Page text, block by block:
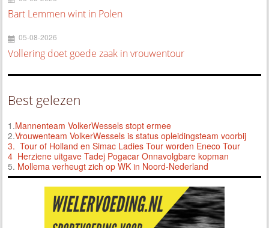
Bart Lemmen wint in Polen
05-08-2026
Vollering doet goede zaak in vrouwentour
Best gelezen
1.Mannenteam VolkerWessels stopt ermee
2.Vrouwenteam VolkerWessels is status opleidingsteam voorbij
3. Tour of Holland en Simac Ladies Tour worden Eneco Tour
4 Herziene uitgave Tadej Pogacar Onnavolgbare kopman
5. Mollema verheugt zich op WK in Noord-Nederland